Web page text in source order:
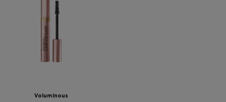
Voluminous